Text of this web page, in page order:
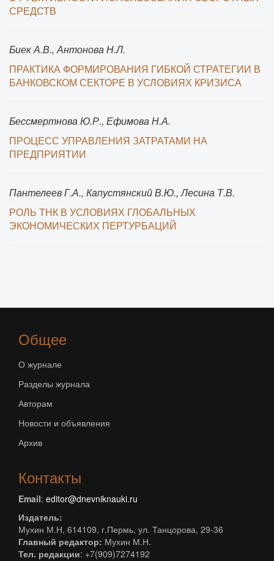
СРЕДСТВ
Биек А.В., Антонова Н.Л.
ПРАКТИКА ФОРМИРОВАНИЯ ГИБКОЙ СТРАТЕГИИ В
БАНКОВСКОМ СЕКТОРЕ В УСЛОВИЯХ КРИЗИСА
Бессмертнова Ю.Р., Ефимова Н.А.
ПРОЦЕСС УПРАВЛЕНИЯ ЗАТРАТАМИ НА
ПРЕДПРИЯТИИ
Пантелеев Г.А., Капустянский В.Ю., Лесина Т.В.
РОЛЬ ТНК В УСЛОВИЯХ ГЛОБАЛЬНЫХ
ЭКОНОМИЧЕСКИХ ПЕРТУРБАЦИЙ
Общее
О журнале
Разделы журнала
Авторам
Новости и объявления
Архив
Контакты
Email: editor@dnevniknauki.ru
Издатель:
Мухин М.Н, 614109, г.Пермь, ул. Танцорова, 29-36
Главный редактор: Мухин М.Н.
Тел. редакции: +7(909)7274192